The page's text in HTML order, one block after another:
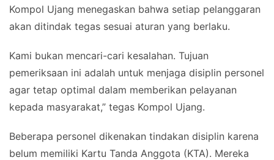
Kompol Ujang menegaskan bahwa setiap pelanggaran
akan ditindak tegas sesuai aturan yang berlaku.
Kami bukan mencari-cari kesalahan. Tujuan
pemeriksaan ini adalah untuk menjaga disiplin personel
agar tetap optimal dalam memberikan pelayanan
kepada masyarakat,” tegas Kompol Ujang.
Beberapa personel dikenakan tindakan disiplin karena
belum memiliki Kartu Tanda Anggota (KTA). Mereka